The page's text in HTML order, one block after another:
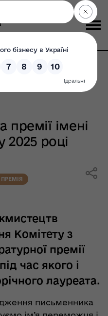
Обрано лауреата премії
році
премії імені
2025 році
ПРЕМІЯ
Комітету з
премії
час якого і
лауреата.
письменника